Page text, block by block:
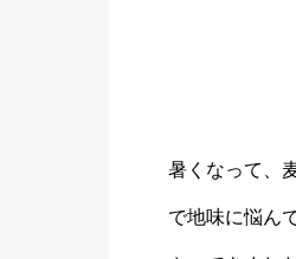
暑くなって、
で地味に悩ん